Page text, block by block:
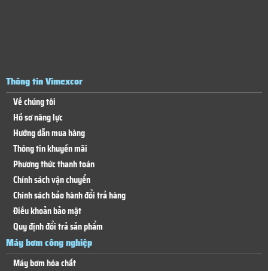
Thông tin Vimexcor
Về chúng tôi
Hồ sơ năng lực
Hướng dẫn mua hàng
Thông tin khuyến mãi
Phương thức thanh toán
Chính sách vận chuyển
Chính sách bảo hành đổi trả hàng
Điều khoản bảo mật
Quy định đổi trả sản phẩm
Máy bơm công nghiệp
Máy bơm hóa chất